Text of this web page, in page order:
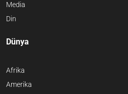
Media
Din
Dünya
Afrika
Amerika